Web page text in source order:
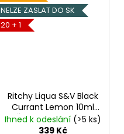
NELZE ZASLAT DO SK
20 + 1
Ritchy Liqua S&V Black
Currant Lemon 10ml
Černý rybíz, Citrón
Ihned k odeslání (>5 ks)
339 Kč